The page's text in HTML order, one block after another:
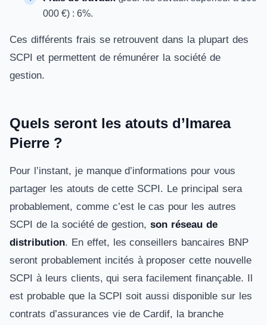
000 €) : 6%.
Ces différents frais se retrouvent dans la plupart des
SCPI et permettent de rémunérer la société de
gestion.
Quels seront les atouts d’Imarea
Pierre ?
Pour l’instant, je manque d’informations pour vous
partager les atouts de cette SCPI. Le principal sera
probablement, comme c’est le cas pour les autres
SCPI de la société de gestion,son réseau de
distribution. En effet, les conseillers bancaires BNP
seront probablement incités à proposer cette nouvelle
SCPI à leurs clients, qui sera facilement finançable. Il
est probable que la SCPI soit aussi disponible sur les
contrats d’assurances vie de Cardif, la branche